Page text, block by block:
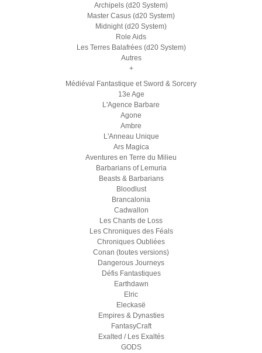
Archipels (d20 System)
Master Casus (d20 System)
Midnight (d20 System)
Role Aids
Les Terres Balafrées (d20 System)
Autres
+
Médiéval Fantastique et Sword & Sorcery
13e Age
L'Agence Barbare
Agone
Ambre
L'Anneau Unique
Ars Magica
Aventures en Terre du Milieu
Barbarians of Lemuria
Beasts & Barbarians
Bloodlust
Brancalonia
Cadwallon
Les Chants de Loss
Les Chroniques des Féals
Chroniques Oubliées
Conan (toutes versions)
Dangerous Journeys
Défis Fantastiques
Earthdawn
Elric
Eleckasë
Empires & Dynasties
FantasyCraft
Exalted / Les Exaltés
GODS